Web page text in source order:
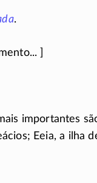
.
importantes
Eeia, a ilha